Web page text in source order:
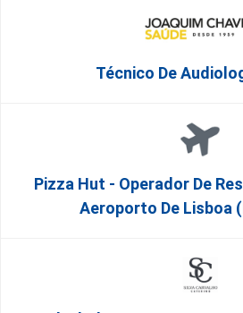
Técnico De
Pizza Hut - Operador De
Aeroporto De Lisboa